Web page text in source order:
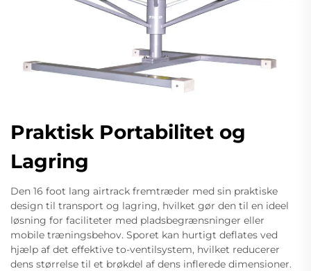
Praktisk Portabilitet og
Lagring
Den 16 foot lang airtrack fremtræder med sin praktiske
design til transport og lagring, hvilket gør den til en ideel
løsning for faciliteter med pladsbegrænsninger eller
mobile træningsbehov. Sporet kan hurtigt deflates ved
hjælp af det effektive to-ventilsystem, hvilket reducerer
dens størrelse til et brøkdel af dens inflerede dimensioner.